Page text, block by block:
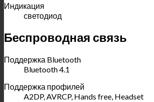
Индикация
светодиод
Беспроводная связь
Поддержка Bluetooth
Bluetooth 4.1
Поддержка профилей
A2DP, AVRCP, Hands free, Headset